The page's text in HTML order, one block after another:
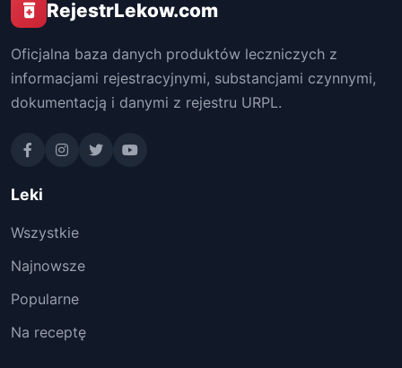
RejestrLekow.com
Oficjalna baza danych produktów leczniczych z
informacjami rejestracyjnymi, substancjami czynnymi,
dokumentacją i danymi z rejestru URPL.
Leki
Wszystkie
Najnowsze
Popularne
Na receptę